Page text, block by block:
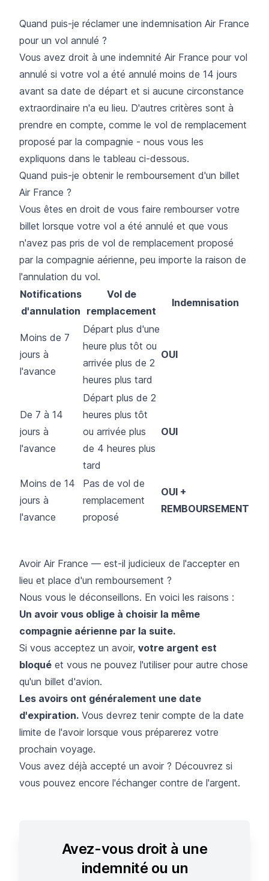
Quand puis-je réclamer une indemnisation Air France
pour un vol annulé ?
Vous avez droit à une indemnité Air France pour vol
annulé si votre vol a été annulé moins de 14 jours
avant sa date de départ et si aucune circonstance
extraordinaire n'a eu lieu. D'autres critères sont à
prendre en compte, comme le vol de remplacement
proposé par la compagnie - nous vous les
expliquons dans le tableau ci-dessous.
Quand puis-je obtenir le remboursement d'un billet
Air France ?
Vous êtes en droit de vous faire rembourser votre
billet lorsque votre vol a été annulé et que vous
n'avez pas pris de vol de remplacement proposé
par la compagnie aérienne, peu importe la raison de
l'annulation du vol.
Notifications
d'annulation
Vol de
remplacement
Indemnisation
Moins de 7
jours à
l'avance
Départ plus d'une
heure plus tôt ou
arrivée plus de 2
heures plus tard
OUI
De 7 à 14
jours à
l'avance
Départ plus de 2
heures plus tôt
ou arrivée plus
de 4 heures plus
tard
OUI
Moins de 14
jours à
l'avance
Pas de vol de
remplacement
proposé
OUI +
REMBOURSEMENT
Avoir Air France — est-il judicieux de l'accepter en
lieu et place d'un remboursement ?
Nous vous le déconseillons. En voici les raisons :
Un avoir vous oblige à choisir la même
compagnie aérienne par la suite.
Si vous acceptez un avoir, votre argent est
bloqué et vous ne pouvez l'utiliser pour autre chose
qu'un billet d'avion.
Les avoirs ont généralement une date
d'expiration. Vous devrez tenir compte de la date
limite de l'avoir lorsque vous préparerez votre
prochain voyage.
Vous avez déjà accepté un avoir ? Découvrez si
vous pouvez encore l'échanger contre de l'argent.
Avez-vous droit à une
indemnité ou un